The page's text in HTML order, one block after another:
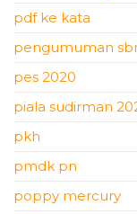
pdf ke kata
pengumuman
pes 2020
piala sudirman
pkh
pmdk pn
poppy mercury